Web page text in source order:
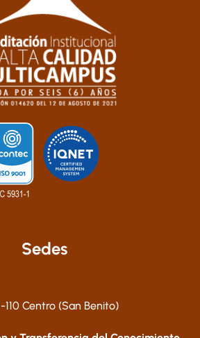
Sedes
110 Centro (San Benito)